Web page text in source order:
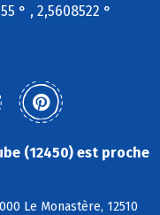
° , 2,5608522 °
(12450) est proche
Le Monastère, 12510